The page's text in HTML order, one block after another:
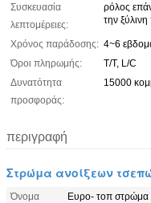
Συσκευασία
λεπτομέρειες:
ρόλος
την
Χρόνος παράδοσης: 4~6
Όροι πληρωμής:
T/T, L/C
Δυνατότητα
προσφοράς:
15000
περιγραφή
Στρώμα ανοίξεων
Όνομα
Ευρο- τοπ στρώμα